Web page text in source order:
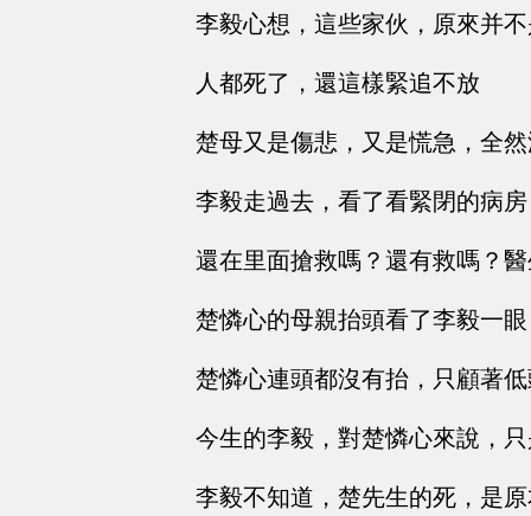
李毅心想，這些家伙，原來并
人都死了，還這樣緊追不放
楚母又是傷悲，又是慌急，全
李毅走過去，看了看緊閉的病
還在里面搶救嗎？還有救嗎？
楚憐心的母親抬頭看了李毅一
楚憐心連頭都沒有抬，只顧著
今生的李毅，對楚憐心來說，
李毅不知道，楚先生的死，是